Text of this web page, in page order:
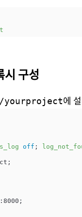
구성
에
off ;